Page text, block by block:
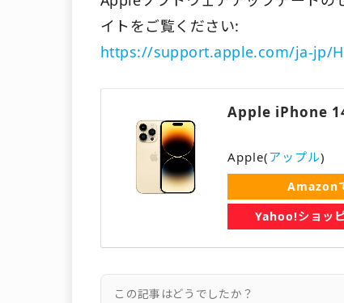
イトをご覧ください:
https://support.apple.com/ja-jp/
Apple iPhone
Apple( アップル)
Amazon
Yahoo!ショッ
この記事はどうでしたか？